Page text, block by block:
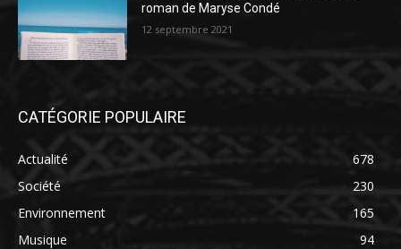
roman de Maryse Condé
12 septembre 2021
CATÉGORIE POPULAIRE
Actualité
678
Société
230
Environnement
165
Musique
94